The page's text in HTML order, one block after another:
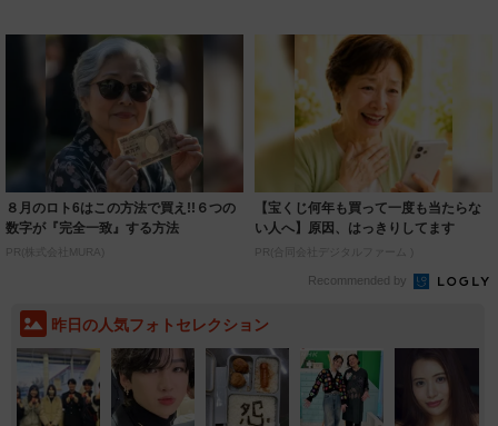
８月のロト6はこの方法で買え!!６つの
数字が『完全一致』する方法
PR(株式会社MURA)
【宝くじ何年も買って一度も当たらな
い人へ】原因、はっきりしてます
PR(合同会社デジタルファーム )
Recommended by
昨日の人気フォトセレクション